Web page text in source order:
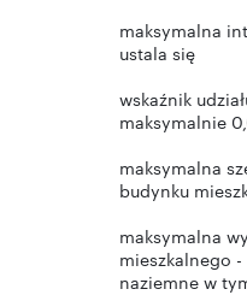
maksymalna
ustala się
wskaźnik
maksymalnie
maksymalna
budynku
maksymalna
mieszkalnego
naziemne w